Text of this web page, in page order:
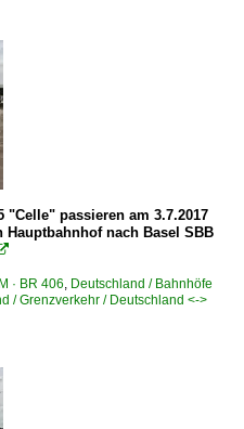
"Celle" passieren am 3.7.2017
Hauptbahnhof nach Basel SBB
· BR 406, Deutschland / Bahnhöfe
/ Grenzverkehr / Deutschland <->